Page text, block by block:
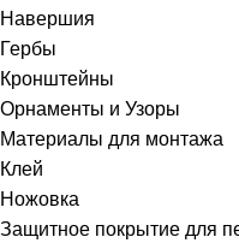
Навершия
Гербы
Кронштейны
Орнаменты и Узоры
Материалы для монтажа
Клей
Ножовка
Защитное покрытие для